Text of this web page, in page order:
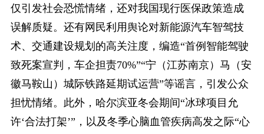
仅引发社会恐慌情绪，还对我国现行医保政策造成
误解质疑。还有网民利用舆论对新能源汽车智驾技
术、交通建设规划的高关注度，编造“首例智能驾驶
致死案宣判，车企担责70%”“宁（江苏南京）马（安
徽马鞍山）城际铁路延期试运营”等谣言，引发公众
担忧情绪。此外，哈尔滨亚冬会期间“冰球项目允
许‘合法打架’”，以及冬季心脑血管疾病高发之际“心